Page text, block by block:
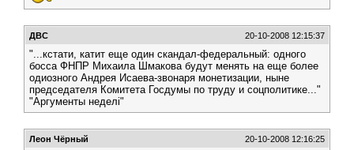
ДВС 20-10-2008 12:15:37
"...кстати, катит еще один скандал-федеральный: одного
босса ФНПР Михаила Шмакова будут менять на еще более
одиозного Андрея Исаева-звонаря монетизации, ныне
председателя Комитета Госдумы по труду и соцполитике..."
"Аргументы неделi"
Леон Чёрный 20-10-2008 12:16:25